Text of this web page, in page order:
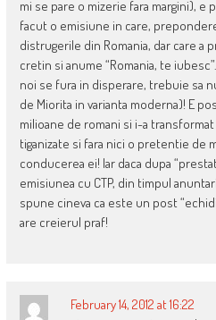
mi se pare o mizerie fara margini), e
facut o emisiune in care,
distrugerile din Romania, dar care a
cretin si anume “Romania, te
noi se fura in disperare, trebuie sa
de Miorita in varianta moderna)! E
milioane de romani si i-a
tiganizate si fara nici o pretentie de
conducerea ei! Iar daca dupa
emisiunea cu CTP, din timpul
spune cineva ca este un post
are creierul praf!
February 14, 2012 at 16:22